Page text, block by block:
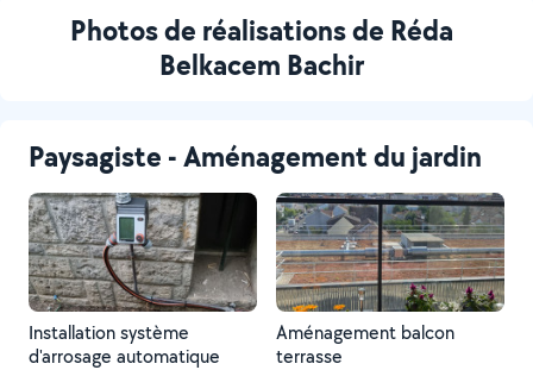
Photos de réalisations de Réda
Belkacem Bachir
Paysagiste - Aménagement du jardin
Installation système
d'arrosage automatique
Aménagement balcon
terrasse